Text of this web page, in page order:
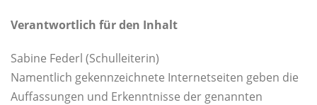
Verantwortlich für den Inhalt
Sabine Federl (Schulleiterin)
Namentlich gekennzeichnete Internetseiten geben die
Auffassungen und Erkenntnisse der genannten